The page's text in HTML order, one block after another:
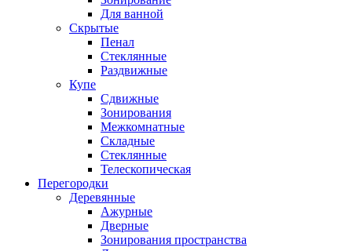
Для ванной
Скрытые
Пенал
Стеклянные
Раздвижные
Купе
Сдвижные
Зонирования
Межкомнатные
Складные
Стеклянные
Телескопическая
Перегородки
Деревянные
Ажурные
Дверные
Зонирования пространства